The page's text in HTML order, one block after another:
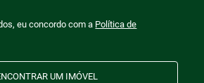
eu concordo com a Política de
UM IMÓVEL